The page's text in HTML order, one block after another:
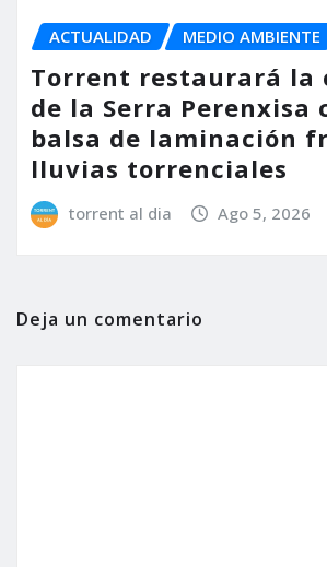
ACTUALIDAD MEDIO AMBIENTE
Torrent restaurará la
de la Serra Perenxisa
balsa de laminación
lluvias torrenciales
torrent al dia Ago 5, 2026
Deja un comentario